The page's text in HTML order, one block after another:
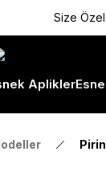
Size
Aplikler